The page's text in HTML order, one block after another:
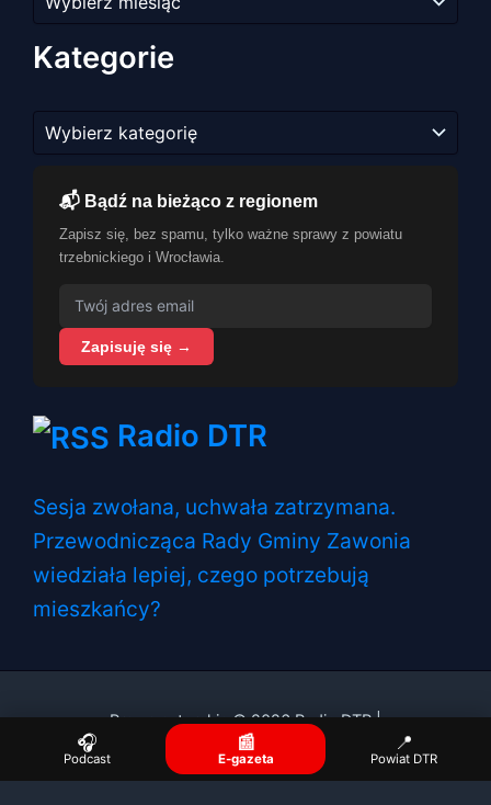
artykułów
Kategorie
📬 Bądź na bieżąco z regionem
Zapisz się, bez spamu, tylko ważne sprawy z powiatu
trzebnickiego i Wrocławia.
Zapisuję się →
Radio DTR
Sesja zwołana, uchwała zatrzymana.
Przewodnicząca Rady Gminy Zawonia
wiedziała lepiej, czego potrzebują
mieszkańcy?
Prawa autorskie © 2026 Radio DTR |
🎧
Podcast
📰
E-gazeta
📍
Powiat DTR